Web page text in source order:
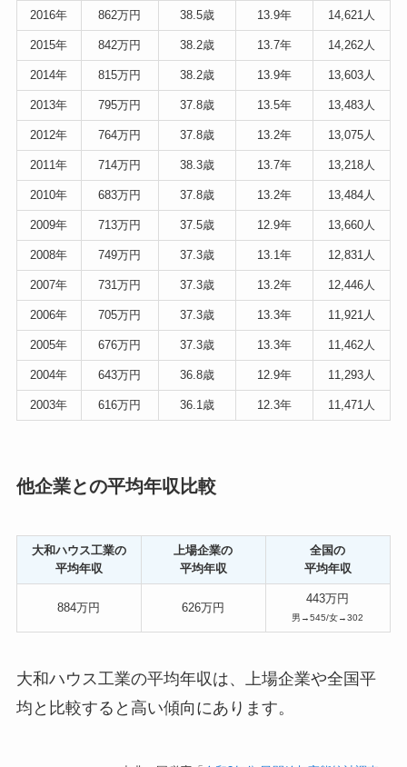
2016年 862万円 38.5歳 13.9年 14,621人
2015年 842万円 38.2歳 13.7年 14,262人
2014年 815万円 38.2歳 13.9年 13,603人
2013年 795万円 37.8歳 13.5年 13,483人
2012年 764万円 37.8歳 13.2年 13,075人
2011年 714万円 38.3歳 13.7年 13,218人
2010年 683万円 37.8歳 13.2年 13,484人
2009年 713万円 37.5歳 12.9年 13,660人
2008年 749万円 37.3歳 13.1年 12,831人
2007年 731万円 37.3歳 13.2年 12,446人
2006年 705万円 37.3歳 13.3年 11,921人
2005年 676万円 37.3歳 13.3年 11,462人
2004年 643万円 36.8歳 12.9年 11,293人
2003年 616万円 36.1歳 12.3年 11,471人
他企業との平均年収比較
大和ハウス工業の
平均年収
上場企業の
平均年収
全国の
平均年収
884万円 626万円
443万円
男→545/女→302
大和ハウス工業の平均年収は、上場企業や全国平
均と比較すると高い傾向にあります。